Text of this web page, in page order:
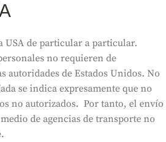
USA de particular a particular.
no requieren de
autoridades de Estados Unidos. No
se indica expresamente que no
no autorizados. Por tanto, el envío
de agencias de transporte no